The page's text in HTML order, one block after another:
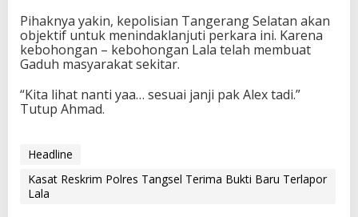
Pihaknya yakin, kepolisian Tangerang Selatan akan
objektif untuk menindaklanjuti perkara ini. Karena
kebohongan – kebohongan Lala telah membuat
Gaduh masyarakat sekitar.
“Kita lihat nanti yaa… sesuai janji pak Alex tadi.”
Tutup Ahmad.
Headline
Kasat Reskrim Polres Tangsel Terima Bukti Baru Terlapor
Lala